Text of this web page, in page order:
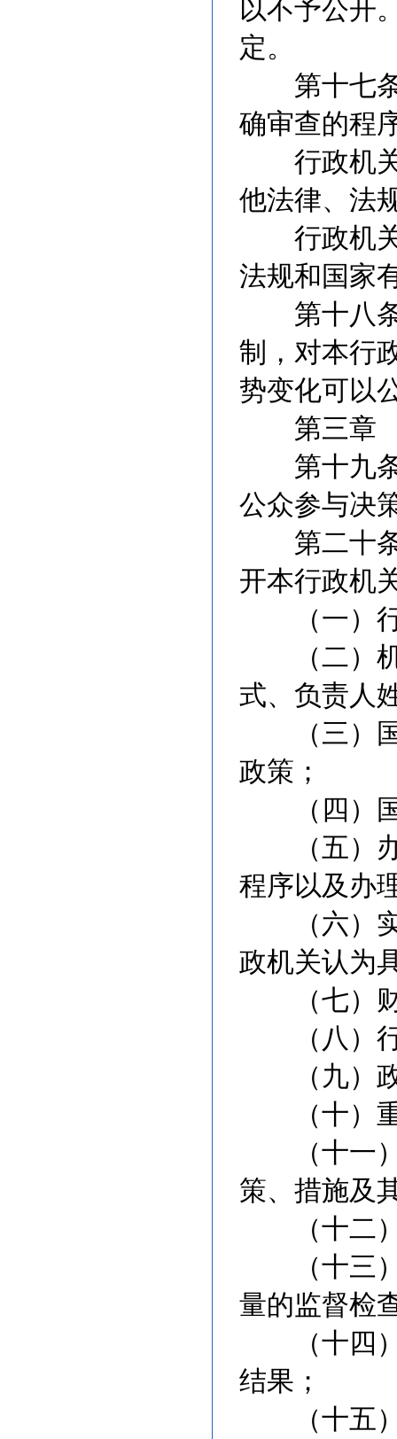
定。
第十七条
确审查的程
行政机关
他法律、法
行政机关
法规和国家
第十八条
制，对本行
势变化可以
第三章
第十九条
公众参与决
第二十条
开本行政机
（一）行
（二）机
式、负责人
（三）国
政策；
（四）国
（五）办
程序以及办
（六）实
政机关认为
（七）财
（八）行
（九）政
（十）重
（十一）
策、措施及
（十二）
（十三）
量的监督检
（十四）
结果；
（十五）